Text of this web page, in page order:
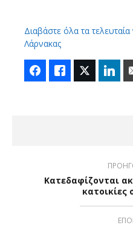
Διαβάστε όλα τα
Λάρνακας
FacebookLike Twitter
Κατεδαφίζονται